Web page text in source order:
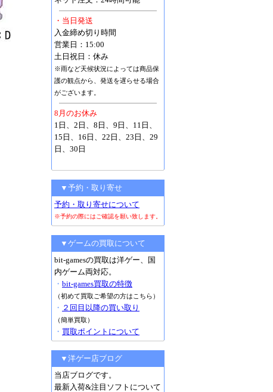
・当日発送
入金締め切り時間
営業日：15:00
土日祝日：休み
※雨など天候状況によっては商品保
護の観点から、発送を遅らせる場合
がございます。
8月のお休み
1日、2日、8日、9日、11日、
15日、16日、22日、23日、29
日、30日
▼予約・取り寄せ
予約・取り寄せについて
※予約の際にはご確認を願い致します。
▼ゲームの買取について
bit-gamesの買取は洋ゲー、国
内ゲーム両対応。
・ bit-games買取の特徴
（初めて買取ご希望の方はこちら）
・ ２回目以降の買い取り
（簡単買取）
・ 買取ポイントについて
▼洋ゲー店ブログ
当店ブログです。
最新入荷&注目ソフトについて